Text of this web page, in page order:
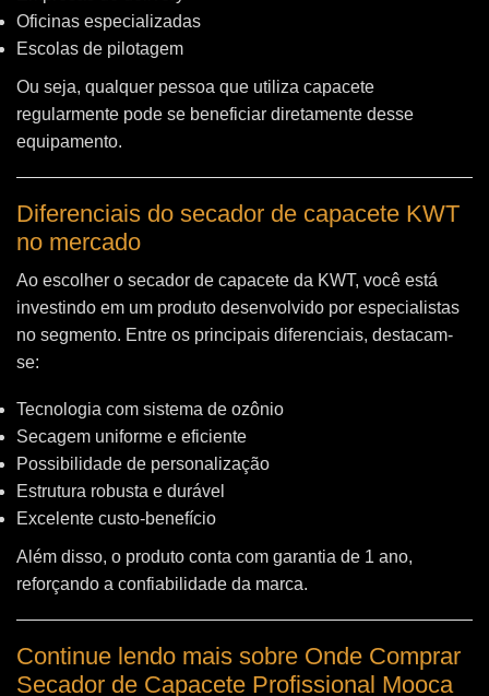
Oficinas especializadas
Escolas de pilotagem
Ou seja, qualquer pessoa que utiliza capacete
regularmente pode se beneficiar diretamente desse
equipamento.
Diferenciais do secador de capacete KWT
no mercado
Ao escolher o secador de capacete da KWT, você está
investindo em um produto desenvolvido por especialistas
no segmento. Entre os principais diferenciais, destacam-
se:
Tecnologia com sistema de ozônio
Secagem uniforme e eficiente
Possibilidade de personalização
Estrutura robusta e durável
Excelente custo-benefício
Além disso, o produto conta com garantia de 1 ano,
reforçando a confiabilidade da marca.
Continue lendo mais sobre Onde Comprar
Secador de Capacete Profissional Mooca